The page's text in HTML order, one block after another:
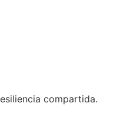
compartida.